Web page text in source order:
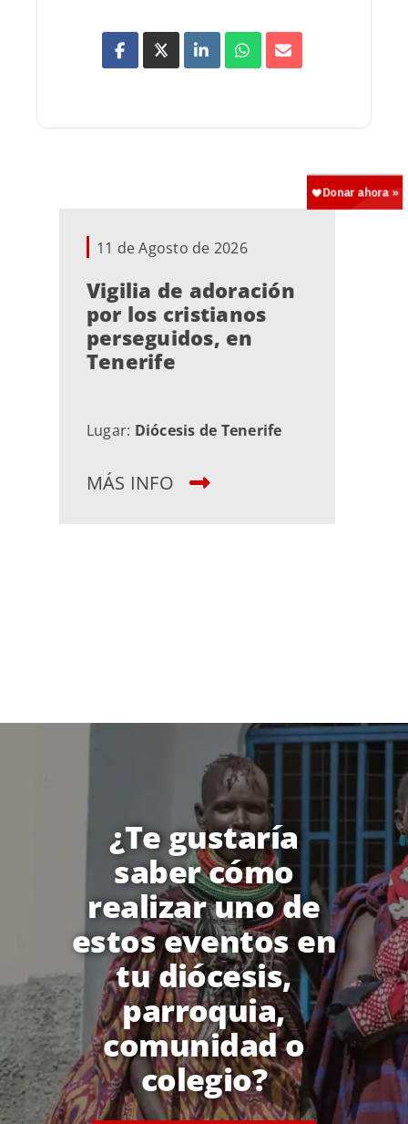
11 de Agosto de 2026
Vigilia de adoración
por los cristianos
perseguidos, en
Tenerife
Lugar: Diócesis de Tenerife
MÁS INFO
¿Te gustaría
saber cómo
realizar uno de
estos eventos en
tu diócesis,
parroquia,
comunidad o
colegio?